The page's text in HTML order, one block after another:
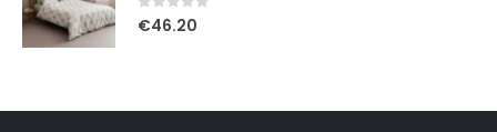
0out of 5
€46.20